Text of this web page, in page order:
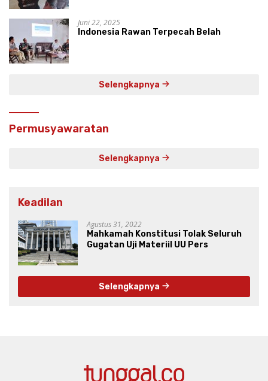
Juni 22, 2025
Indonesia Rawan Terpecah Belah
Selengkapnya
Permusyawaratan
Selengkapnya
Keadilan
Agustus 31, 2022
Mahkamah Konstitusi Tolak Seluruh
Gugatan Uji Materiil UU Pers
Selengkapnya